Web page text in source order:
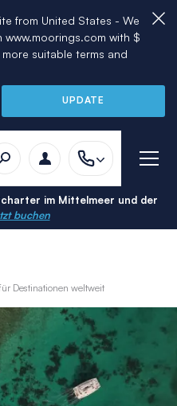
from United States - We
with $
suitable terms and
UPDATE
im Mittelmeer und der
buchen
Destinationen weltweit